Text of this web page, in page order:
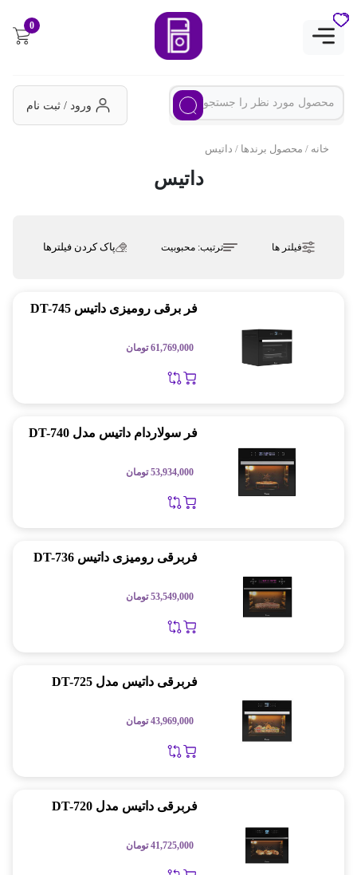
0
ورود / ثبت نام
خانه / محصول برندها / داتیس
داتیس
فیلتر ها ترتیب:محبوبیت پاک کردن فیلترها
فر برقی رومیزی داتیس DT-745
61,769,000 تومان
فر سولاردام داتیس مدل DT-740
53,934,000 تومان
فربرقی رومیزی داتیس DT-736
53,549,000 تومان
فربرقی داتیس مدل DT-725
43,969,000 تومان
فربرقی داتیس مدل DT-720
41,725,000 تومان